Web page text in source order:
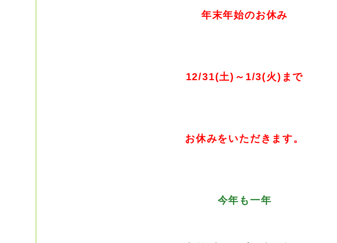
年末年始のお休み
12/31(土)～1/3(火)まで
お休みをいただきます。
今年も一年